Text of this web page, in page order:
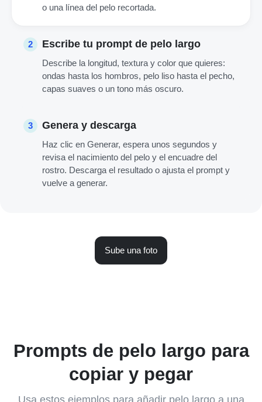
o una línea del pelo recortada.
2 Escribe tu prompt de pelo largo
Describe la longitud, textura y color que quieres:
ondas hasta los hombros, pelo liso hasta el pecho,
capas suaves o un tono más oscuro.
3 Genera y descarga
Haz clic en Generar, espera unos segundos y
revisa el nacimiento del pelo y el encuadre del
rostro. Descarga el resultado o ajusta el prompt y
vuelve a generar.
Sube una foto
Prompts de pelo largo para
copiar y pegar
Usa estos ejemplos para añadir pelo largo a una